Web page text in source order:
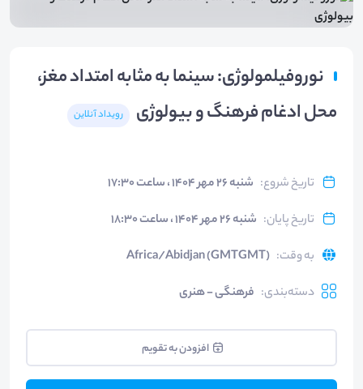
نوروفیلمولوژی: سینما به مثابه امتداد مغز،
محل ادغام فرهنگ و بیولوژی
رویداد آنلاین
تاریخ شروع: شنبه ۲۶ مهر ۱۴۰۴ ، ساعت ۱۷:۳۰
تاریخ پایان: شنبه ۲۶ مهر ۱۴۰۴ ، ساعت ۱۸:۳۰
به وقت:
Africa/Abidjan (GMTGMT)
دسته‌بندی: فرهنگی - هنری
افزودن به تقویم